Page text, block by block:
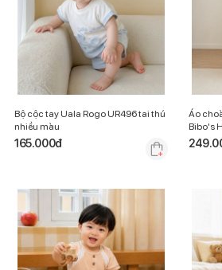
Bộ cộc tay Uala Rogo UR496 tai thú
nhiều màu
165.000đ
Áo
Bibo's